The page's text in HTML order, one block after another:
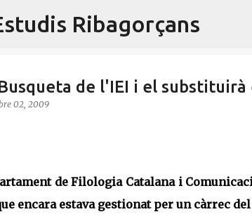
Salta al
Ribagorçans
de l'IEI i el
02, 2009
de Filologia Catalana i
encara estava gestionat per un càrrec